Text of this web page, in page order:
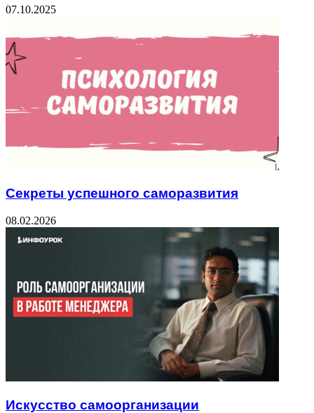
07.10.2025
Секреты успешного саморазвития
08.02.2026
Искусство самоорганизации